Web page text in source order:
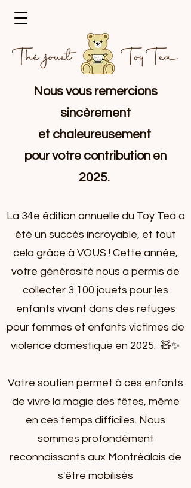
Nous vous remercions
sincèrement
et chaleureusement
pour votre contribution en
2025.
La 34e édition annuelle du Toy Tea a
été un succès incroyable, et tout
cela grâce à VOUS ! Cette année,
votre générosité nous a permis de
collecter 3 100 jouets pour les
enfants vivant dans des refuges
pour femmes et enfants victimes de
violence domestique en 2025. 🧸✨
Votre soutien permet à ces enfants
de vivre la magie des fêtes, même
en ces temps difficiles. Nous
sommes profondément
reconnaissants aux Montréalais de
s'être mobilisés